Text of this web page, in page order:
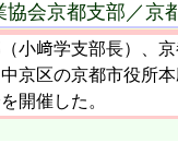
協会京都支部／京
小﨑学支部長）、
京区の京都市役
開催した。